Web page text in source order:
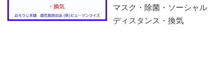
マスク・除菌・ソーシャル
ディスタンス・換気